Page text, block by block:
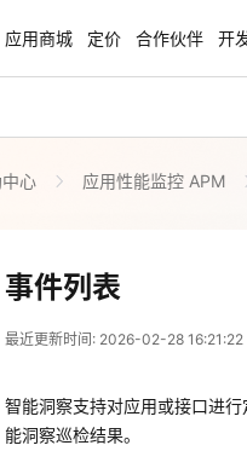
安全隔离版OpenClaw NEW
企业出海解决方案
助力您的业务扬帆出海，通达全球
云上钜惠
应用商城 定价 合作伙伴 开
心 应用性能监控 APM
事件列表
最近更新时间: 2026-02-28 16:21:22
2026-02-28 08:21:22
智能洞察支持对应用或接口进
智能洞察支持对应用或接口进
能洞察巡检结果。